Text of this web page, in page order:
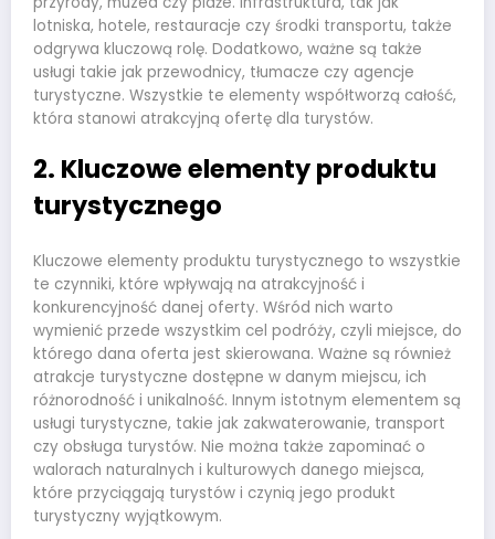
lotniska, hotele, restauracje czy środki transportu, także
odgrywa kluczową rolę. Dodatkowo, ważne są także
usługi takie jak przewodnicy, tłumacze czy agencje
turystyczne. Wszystkie te elementy współtworzą całość,
która stanowi atrakcyjną ofertę dla turystów.
2. Kluczowe elementy produktu
turystycznego
Kluczowe elementy produktu turystycznego to wszystkie
te czynniki, które wpływają na atrakcyjność i
konkurencyjność danej oferty. Wśród nich warto
wymienić przede wszystkim cel podróży, czyli miejsce, do
którego dana oferta jest skierowana. Ważne są również
atrakcje turystyczne dostępne w danym miejscu, ich
różnorodność i unikalność. Innym istotnym elementem są
usługi turystyczne, takie jak zakwaterowanie, transport
czy obsługa turystów. Nie można także zapominać o
walorach naturalnych i kulturowych danego miejsca,
które przyciągają turystów i czynią jego produkt
turystyczny wyjątkowym.